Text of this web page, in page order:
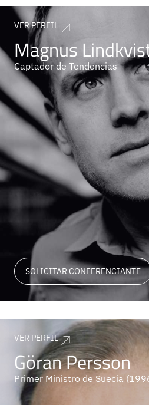
VER PERFIL
Magnus
Captador de Tendencias
SOLICITAR CONFERENCIANTE
VER PERFIL
Göran Persson
Primer Ministro de Suecia